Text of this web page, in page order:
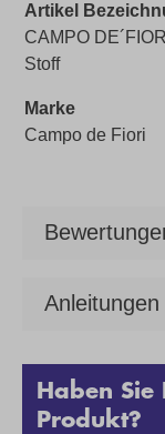
Artikel
CAMPO
Stoff
Marke
Campo de Fiori
Haben Sie
Produkt?